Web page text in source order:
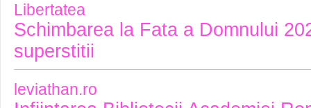
Libertatea
Schimbarea la Fata a Domnului
superstitii
leviathan.ro